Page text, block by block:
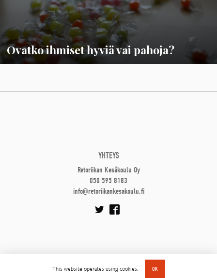
This website operates using cookies. OK
Ovatko ihmiset hyviä vai pahoja?
YHTEYS
Retoriikan Kesäkoulu Oy
050 595 8183
info@retoriikankesakoulu.fi